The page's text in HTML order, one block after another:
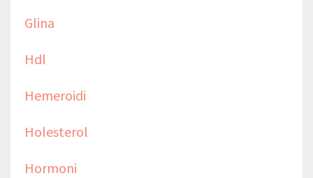
Glina
Hdl
Hemeroidi
Holesterol
Hormoni